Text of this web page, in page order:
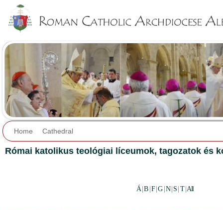
Home Cathedral
Római katolikus teológiai líceumok, tagozatok és
Á |B F |G N S T All